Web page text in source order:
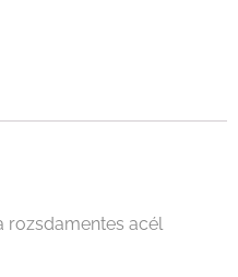
rozsdamentes acél